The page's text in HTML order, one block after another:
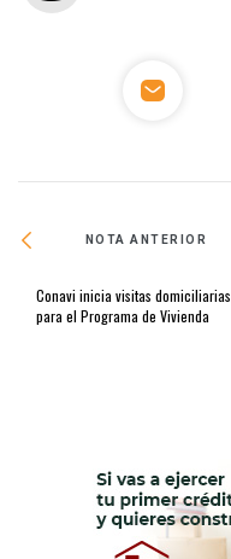
NOTA ANTERIOR
Conavi inicia visitas domiciliarias
para el Programa de Vivienda